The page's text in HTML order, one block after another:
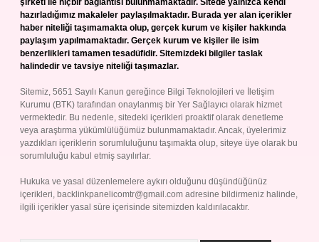
şirketi ile hiçbir bağlantısı bulunmamaktadır. Sitede yalnızca kendi
hazırladığımız makaleler paylaşılmaktadır. Burada yer alan içerikler
haber niteliği taşımamakta olup, gerçek kurum ve kişiler hakkında
paylaşım yapılmamaktadır. Gerçek kurum ve kişiler ile isim
benzerlikleri tamamen tesadüfidir. Sitemizdeki bilgiler taslak
halindedir ve tavsiye niteliği taşımazlar.
Sitemiz, 5651 Sayılı Kanun gereğince Bilgi Teknolojileri ve İletişim
Kurumu (BTK) tarafından onaylanmış bir Yer Sağlayıcı olarak hizmet
vermektedir. Bu nedenle, sitedeki içerikleri proaktif olarak denetleme
veya araştırma yükümlülüğümüz bulunmamaktadır. Ancak, üyelerimiz
yazdıkları içeriklerin sorumluluğunu taşımakta olup, siteye üye olarak bu
sorumluluğu kabul etmiş sayılırlar.
Hukuka ve yasal düzenlemelere aykırı olduğunu düşündüğünüz
içerikleri, backlinkpanelicomtr@gmail.com adresine bildirmeniz halinde,
ilgili içerikler yasal süre içerisinde sitemizden kaldırılacaktır.